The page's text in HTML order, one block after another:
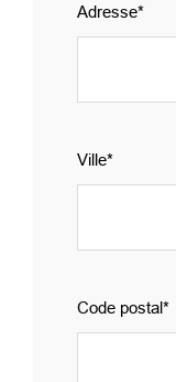
Adresse
group_2
Ville
Code postal